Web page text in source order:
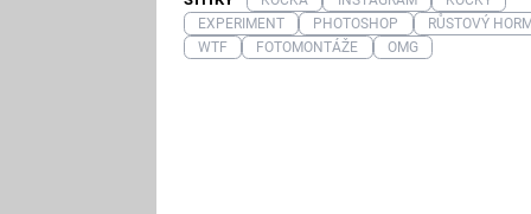
EXPERIMENT
PHOTOSHOP
RŮSTOVÝ
WTF
FOTOMONTÁŽE OMG